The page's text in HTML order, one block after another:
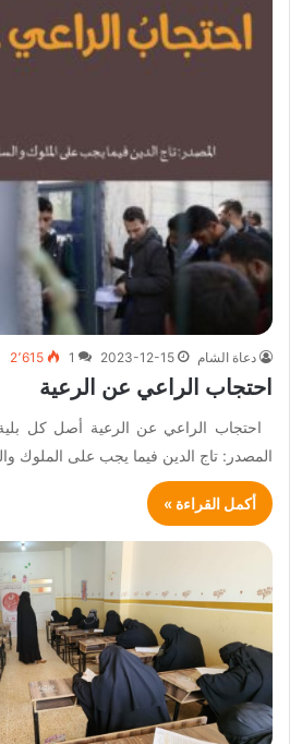
دعاة الشام 2023-12-15
1 2٬615
احتجاب الراعي عن الرعية
احتجاب الراعي عن الرعية أصل كل
المصدر: تاج الدين فيما يجب على الملوك
أكمل القراءة »